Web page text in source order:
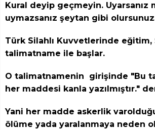
Kural deyip geçmeyin. Uyarsanız
uymazsanız şeytan gibi
Türk Silahlı Kuvvetlerinde eğitim,
talimatname ile başlar.
O talimatnamenin girişinde "Bu
her maddesi kanla yazılmıştır."
Yani her madde askerlik
ölüme yada yaralanmaya neden